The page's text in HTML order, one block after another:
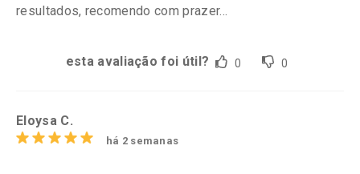
resultados, recomendo com prazer...
esta avaliação foi útil? 0 0
Eloysa C.
há 2 semanas